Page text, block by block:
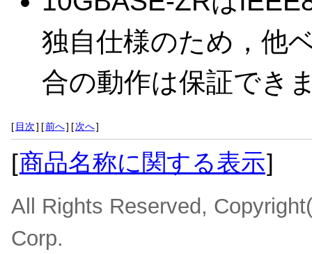
独自仕様のため，他
合の動作は保証でき
[ 目次] [前へ] [次へ]
[商品名称に関する表示]
All Rights Reserved,
Corp.